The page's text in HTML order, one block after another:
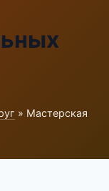
» Мастерская